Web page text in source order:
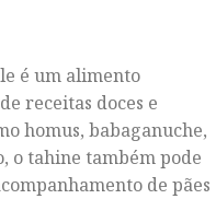
é um alimento
receitas doces e
homus, babaganuche,
o tahine também pode
de pães